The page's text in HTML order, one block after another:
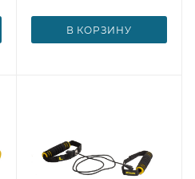
В КОРЗИНУ